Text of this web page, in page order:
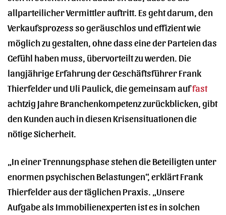
allparteilicher Vermittler auftritt. Es geht darum, den
Verkaufsprozess so geräuschlos und effizient wie
möglich zu gestalten, ohne dass eine der Parteien das
Gefühl haben muss, übervorteilt zu werden. Die
langjährige Erfahrung der Geschäftsführer Frank
Thierfelder und Uli Paulick, die gemeinsam auffast
achtzig Jahre Branchenkompetenz zurückblicken, gibt
den Kunden auch in diesen Krisensituationen die
nötige Sicherheit.
„In einer Trennungsphase stehen die Beteiligten unter
enormen psychischen Belastungen“, erklärt Frank
Thierfelder aus der täglichen Praxis. „Unsere
Aufgabe als Immobilienexperten ist es in solchen